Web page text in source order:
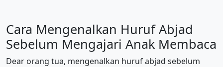
Cara Mengenalkan Huruf Abjad
Sebelum Mengajari Anak Membaca
Dear orang tua, mengenalkan huruf abjad sebelum